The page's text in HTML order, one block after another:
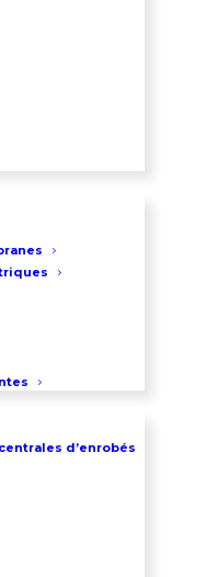
d’enrobés